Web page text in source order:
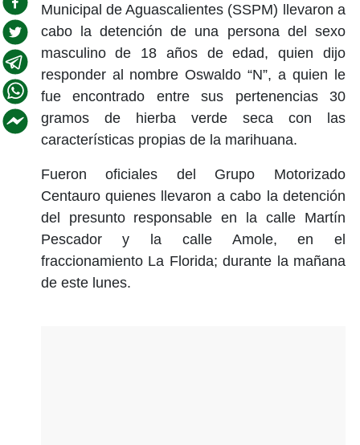
Municipal de Aguascalientes (SSPM) llevaron a
cabo la detención de una persona del sexo
masculino de 18 años de edad, quien dijo
responder al nombre Oswaldo “N”, a quien le
fue encontrado entre sus pertenencias 30
gramos de hierba verde seca con las
características propias de la marihuana.
Fueron oficiales del Grupo Motorizado
Centauro quienes llevaron a cabo la detención
del presunto responsable en la calle Martín
Pescador y la calle Amole, en el
fraccionamiento La Florida; durante la mañana
de este lunes.